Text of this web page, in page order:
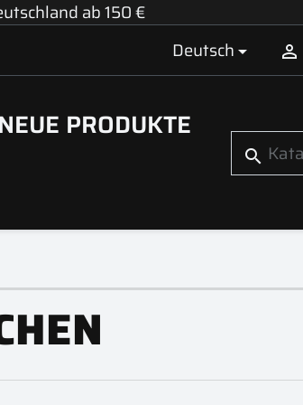
ab 150 €
Deutsch 
NEUE PRODUKTE
search